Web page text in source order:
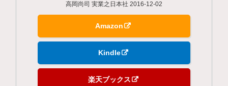
高岡尚司 実業之日本社 2016-12-02
Amazon
Kindle
楽天ブックス